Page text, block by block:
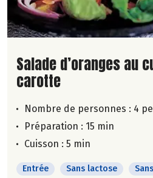
Lire la suite de la
Salade d’oranges au
carotte
Nombre de personnes : 4
Préparation : 15 min
Cuisson : 5 min
Entrée Sans lactose